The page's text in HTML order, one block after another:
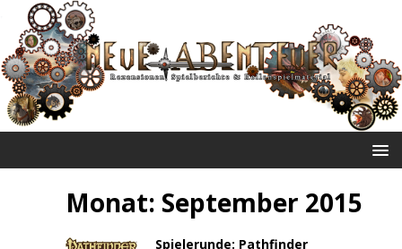
Monat: September 2015
Spielerunde: Pathfinder